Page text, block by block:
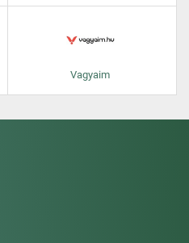
Vagyaim